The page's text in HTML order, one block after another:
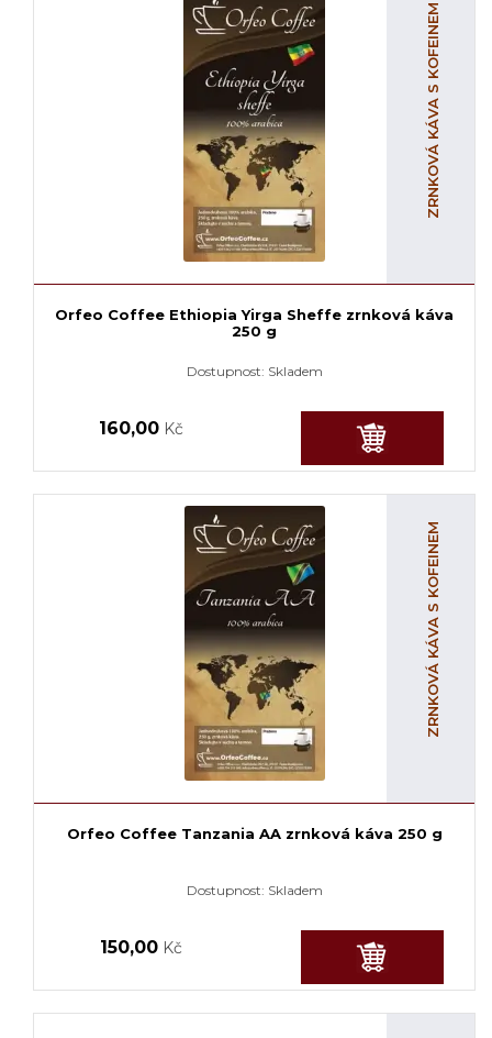
ZRNKOVÁ KÁVA S KOFEINEM
Orfeo Coffee Ethiopia Yirga Sheffe zrnková káva
250 g
Dostupnost: Skladem
160,00 Kč
ZRNKOVÁ KÁVA S KOFEINEM
Orfeo Coffee Tanzania AA zrnková káva 250 g
Dostupnost: Skladem
150,00 Kč